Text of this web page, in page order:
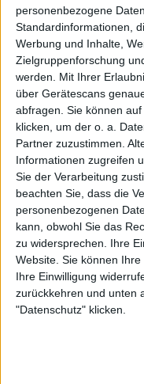
personenbezogene
Standardinformationen,
Werbung und Inhalte,
Zielgruppenforschung
werden.
Mit Ihrer
über Gerätescans
abfragen. Sie können
klicken, um der o. a.
Partner zuzustimmen.
Informationen zugreifen
Sie der Verarbeitung
beachten Sie, dass die
personenbezogenen
kann, obwohl Sie das
zu widersprechen. Ihre
Website. Sie können
Ihre Einwilligung
zurückkehren und unten
"Datenschutz" klicken.
Eigentlich wollte ich
Schlagzeuger Gilvan,
Konzerten teilnahm,
aber nun auf dem
ist, hat sich dieses
oder?
Eviga: Tatsächlich ist
wieder ein fester
Inve und mir das
auch wieder Konzerte
Inve: Schlagzeuger
Einfühlungsvermögen
Wir werden sicher
Dieses Mal wurde